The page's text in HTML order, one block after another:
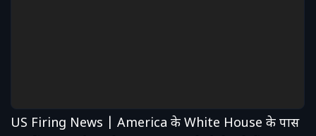
US Firing News | America के White House के पास